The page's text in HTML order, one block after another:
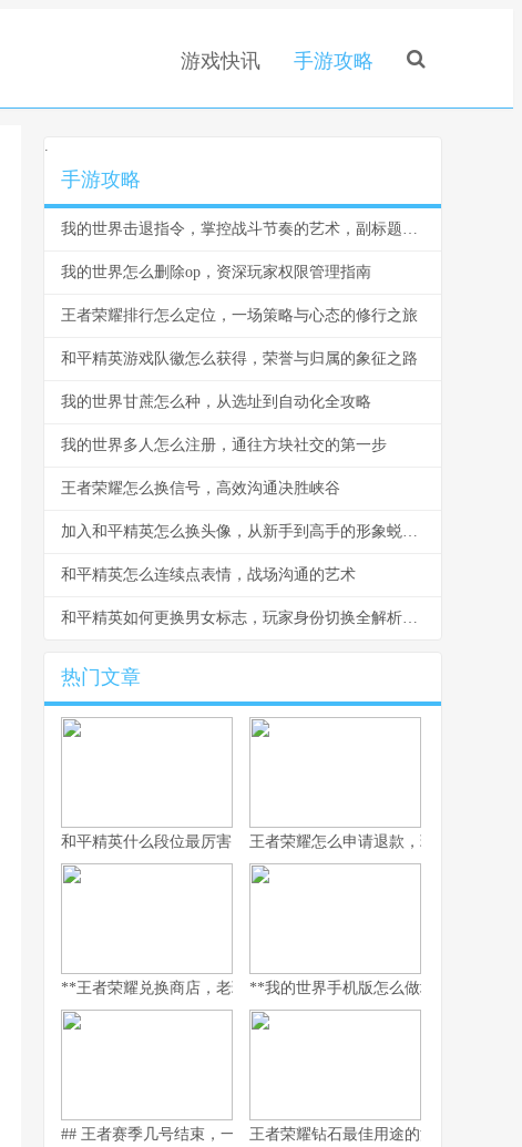
游戏快讯 手游攻略
.
手游攻略
我的世界击退指令，掌控战斗节奏的艺术，副标题，一道改变游戏哲学的代码
我的世界怎么删除op，资深玩家权限管理指南
王者荣耀排行怎么定位，一场策略与心态的修行之旅
和平精英游戏队徽怎么获得，荣誉与归属的象征之路
我的世界甘蔗怎么种，从选址到自动化全攻略
我的世界多人怎么注册，通往方块社交的第一步
王者荣耀怎么换信号，高效沟通决胜峡谷
加入和平精英怎么换头像，从新手到高手的形象蜕变之路
和平精英怎么连续点表情，战场沟通的艺术
和平精英如何更换男女标志，玩家身份切换全解析，副标题，游戏角色个性化设置指南
热门文章
和平精英什么段位最厉害，探寻段位背后的实力真相，副标题，巅
王者荣耀怎么申请退款，玩家权益守
**王者荣耀兑换商店，老玩家的策略与情怀之地，副标题，积攒与
**我的世界手机版怎么做地狱门，手机
## 王者赛季几号结束，一场全民竞逐的时光仪式
王者荣耀钻石最佳用途的深度解析，副